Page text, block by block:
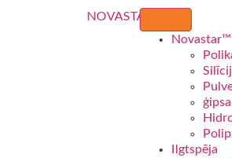
Ilgtspēja